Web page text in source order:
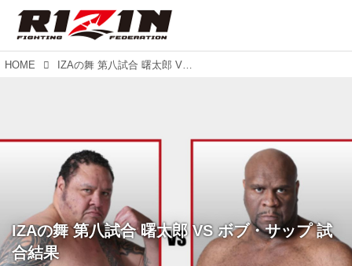
HOME IZAの舞 第八試合 曙太郎 VS ボブ・サップ 試合結果
IZAの舞 第八試合 曙太郎 VS ボブ・サップ 試
合結果